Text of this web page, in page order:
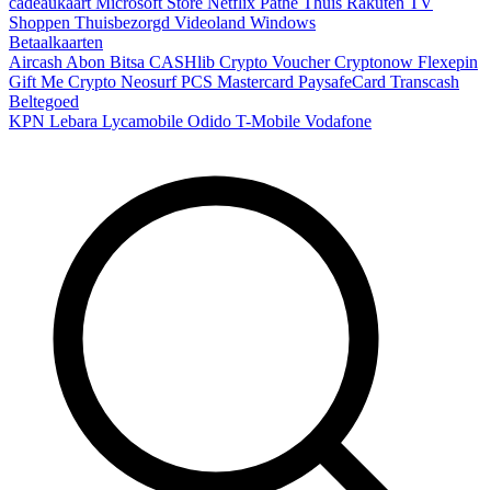
Shoppen Thuisbezorgd Videoland Windows
Betaalkaarten
Aircash Abon Bitsa CASHlib Crypto VoucherCryptonow Flexepin
Gift Me Crypto NeosurfPCS Mastercard PaysafeCard Transcash
Beltegoed
KPN Lebara Lycamobile Odido T-Mobile Vodafone